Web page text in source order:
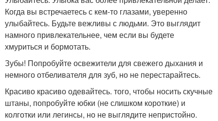
Когда вы встречаетесь с кем-то глазами, уверенно
улыбайтесь. Будьте вежливы с людьми. Это выглядит
намного привлекательнее, чем если вы будете
хмуриться и бормотать.
Зубы! Попробуйте освежители для свежего дыхания и
немного отбеливателя для зуб, но не перестарайтесь.
Красиво красиво одевайтесь. того, чтобы носить скучные
штаны, попробуйте юбки (не слишком короткие) и
колготки или легинсы, но не выглядите непристойно.